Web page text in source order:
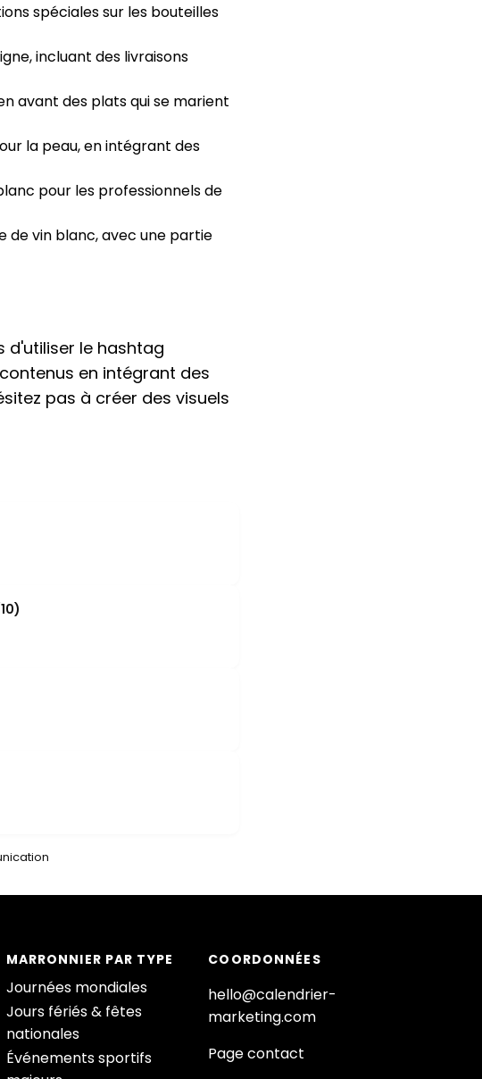
spéciales sur les bouteilles
incluant des livraisons
avant des plats qui se marient
la peau, en intégrant des
pour les professionnels de
de vin blanc, avec une partie
d'utiliser le hashtag
en intégrant des
pas à créer des visuels
MARRONNIER PAR TYPE
Journées mondiales
Jours fériés & fêtes
nationales
Événements sportifs
COORDONNÉES
hello@calendrier-
marketing.com
Page contact